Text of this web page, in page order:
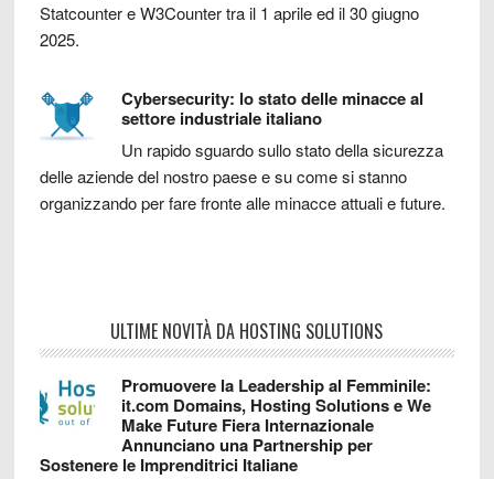
Statcounter e W3Counter tra il 1 aprile ed il 30 giugno
2025.
Cybersecurity: lo stato delle minacce al
settore industriale italiano
Un rapido sguardo sullo stato della sicurezza
delle aziende del nostro paese e su come si stanno
organizzando per fare fronte alle minacce attuali e future.
ULTIME NOVITÀ DA HOSTING SOLUTIONS
Promuovere la Leadership al Femminile:
it.com Domains, Hosting Solutions e We
Make Future Fiera Internazionale
Annunciano una Partnership per
Sostenere le Imprenditrici Italiane